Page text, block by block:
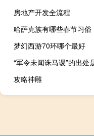
房地产开发全流程
哈萨克族有哪些春节习俗
梦幻西游70环哪个最好
“军令未闻诛马谡”的出处
攻略神雕